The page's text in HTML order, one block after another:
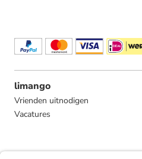
limango
Vrienden uitnodigen
Vacatures